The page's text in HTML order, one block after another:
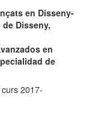
en Disseny-
Disseny,
en
de
2017-